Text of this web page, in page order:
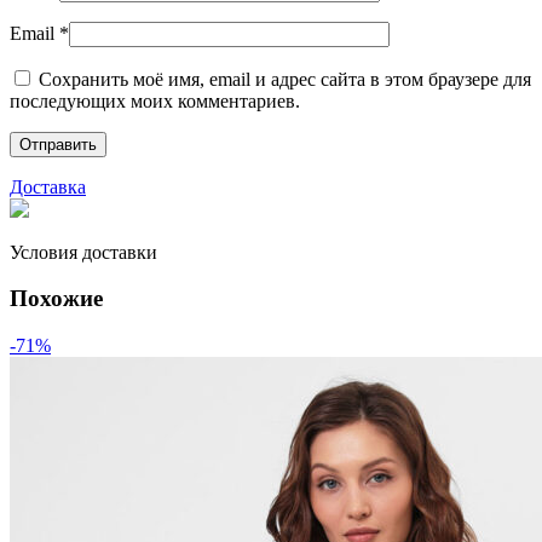
Email *
Сохранить моё имя, email и адрес сайта в этом браузере для
последующих моих комментариев.
Доставка
Условия доставки
Похожие
-71%